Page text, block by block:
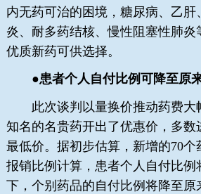
内无药可治的困境，糖尿病、乙肝
炎、耐多药结核、慢性阻塞性肺炎
优质新药可供选择。
●患者个人自付比例可降至原
此次谈判以量换价推动药费大
知名的名贵药开出了优惠价，多数
最低价。据初步估算，新增的70个
报销比例计算，患者个人自付比例
下，个别药品的自付比例将降至原